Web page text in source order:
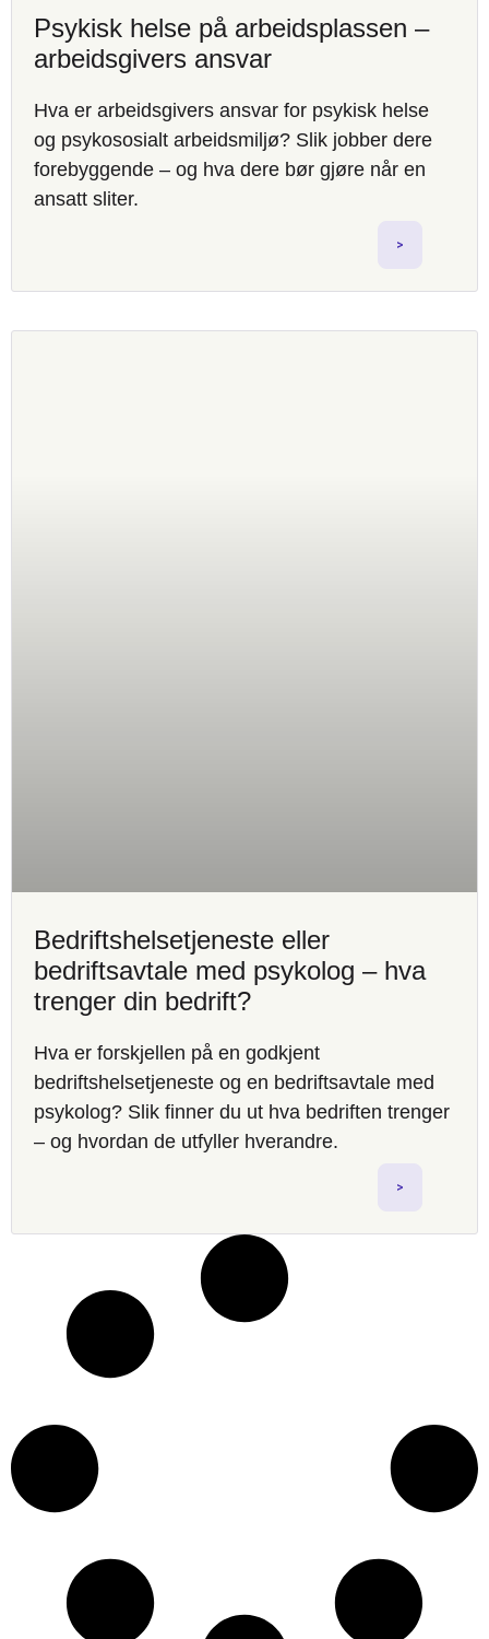
Psykisk helse på arbeidsplassen –
arbeidsgivers ansvar
Hva er arbeidsgivers ansvar for psykisk helse
og psykososialt arbeidsmiljø? Slik jobber dere
forebyggende – og hva dere bør gjøre når en
ansatt sliter.
>
Bedriftshelsetjeneste eller
bedriftsavtale med psykolog – hva
trenger din bedrift?
Hva er forskjellen på en godkjent
bedriftshelsetjeneste og en bedriftsavtale med
psykolog? Slik finner du ut hva bedriften trenger
– og hvordan de utfyller hverandre.
>